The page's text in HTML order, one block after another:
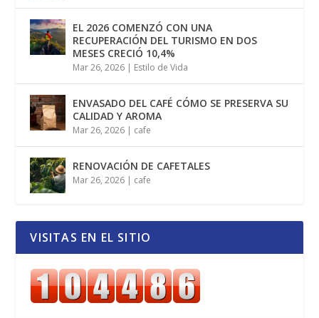
EL 2026 COMENZÓ CON UNA
RECUPERACIÓN DEL TURISMO EN DOS
MESES CRECIÓ 10,4%
Mar 26, 2026 | Estilo de Vida
ENVASADO DEL CAFÉ CÓMO SE PRESERVA SU
CALIDAD Y AROMA
Mar 26, 2026 | cafe
RENOVACIÓN DE CAFETALES
Mar 26, 2026 | cafe
VISITAS EN EL SITIO